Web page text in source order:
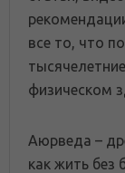
все то, что
физическом
Аюрведа –
как жить без